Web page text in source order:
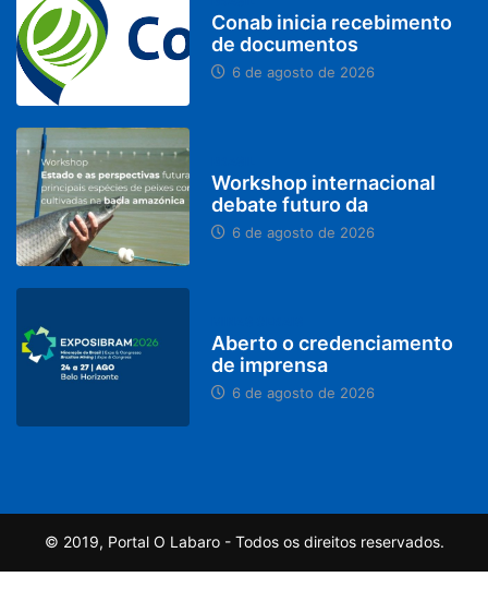
Conab inicia recebimento
de documentos
6 de agosto de 2026
Workshop internacional
debate futuro da
6 de agosto de 2026
Aberto o credenciamento
de imprensa
6 de agosto de 2026
© 2019, Portal O Labaro - Todos os direitos reservados.